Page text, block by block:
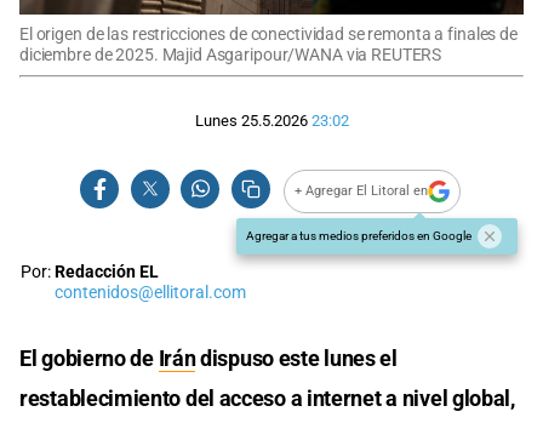
El origen de las restricciones de conectividad se remonta a finales de
diciembre de 2025. Majid Asgaripour/WANA via REUTERS
Lunes 25.5.2026 23:02
+ Agregar El Litoral en
Agregar a tus medios preferidos en Google
Por:Redacción EL
contenidos@ellitoral.com
El gobierno de Irándispuso este lunes el
restablecimiento del acceso a internet a nivel global,